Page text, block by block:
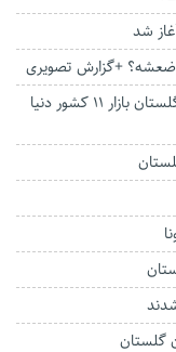
وضعشه؟ +گزارش تصویری
مقصد محصولات تولیدی ۴۲ شرکت تعاونی در گلستان بازار ۱۱ کشور دنیا
گلستان